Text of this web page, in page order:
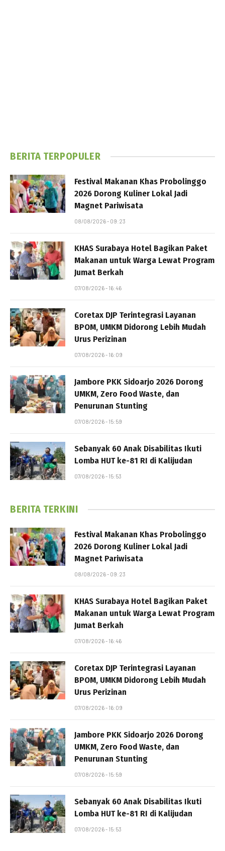
BERITA TERPOPULER
Festival Makanan Khas Probolinggo
2026 Dorong Kuliner Lokal Jadi
Magnet Pariwisata
08/08/2026 - 09:23
KHAS Surabaya Hotel Bagikan Paket
Makanan untuk Warga Lewat Program
Jumat Berkah
07/08/2026 - 16:46
Coretax DJP Terintegrasi Layanan
BPOM, UMKM Didorong Lebih Mudah
Urus Perizinan
07/08/2026 - 16:09
Jambore PKK Sidoarjo 2026 Dorong
UMKM, Zero Food Waste, dan
Penurunan Stunting
07/08/2026 - 15:59
Sebanyak 60 Anak Disabilitas Ikuti
Lomba HUT ke-81 RI di Kalijudan
07/08/2026 - 15:53
BERITA TERKINI
Festival Makanan Khas Probolinggo
2026 Dorong Kuliner Lokal Jadi
Magnet Pariwisata
08/08/2026 - 09:23
KHAS Surabaya Hotel Bagikan Paket
Makanan untuk Warga Lewat Program
Jumat Berkah
07/08/2026 - 16:46
Coretax DJP Terintegrasi Layanan
BPOM, UMKM Didorong Lebih Mudah
Urus Perizinan
07/08/2026 - 16:09
Jambore PKK Sidoarjo 2026 Dorong
UMKM, Zero Food Waste, dan
Penurunan Stunting
07/08/2026 - 15:59
Sebanyak 60 Anak Disabilitas Ikuti
Lomba HUT ke-81 RI di Kalijudan
07/08/2026 - 15:53